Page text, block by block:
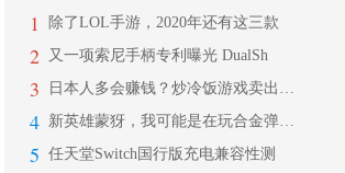
1 除了LOL手游，2020年还有这三款
2 又一项索尼手柄专利曝光 DualSh
3 日本人多会赚钱？炒冷饭游戏卖出500
4 新英雄蒙犽，我可能是在玩合金弹头？子
5 任天堂Switch国行版充电兼容性测